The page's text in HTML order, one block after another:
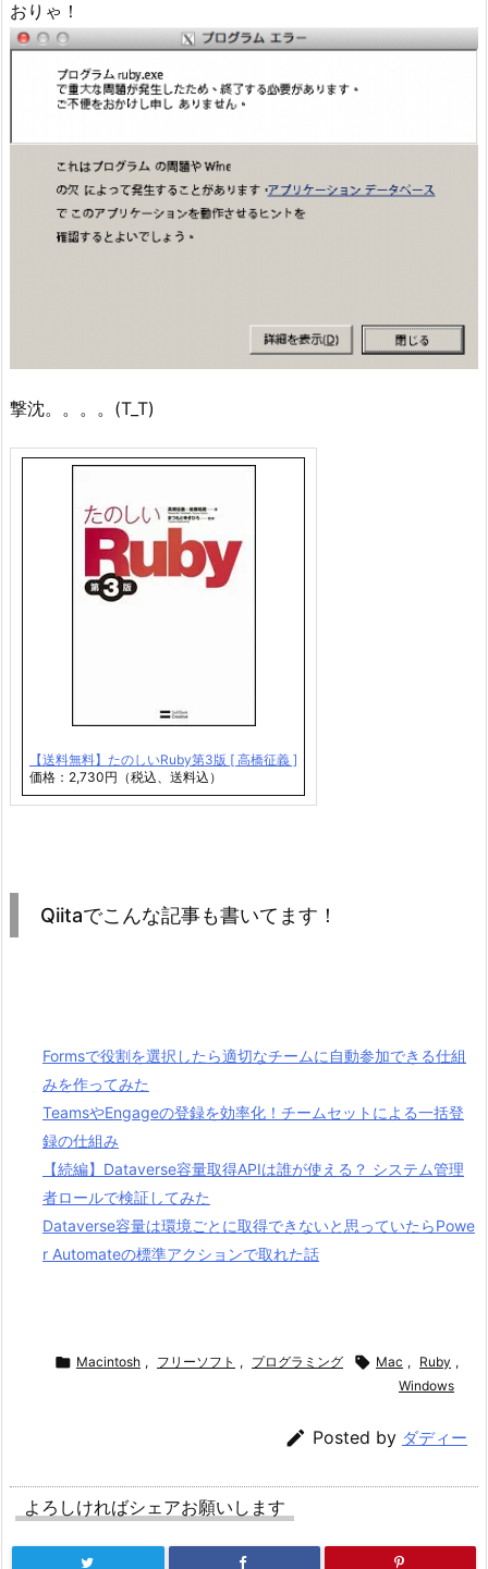
おりゃ！
撃沈。。。。(T_T)
【送料無料】たのしいRuby第3版 [ 高橋征義 ]
価格：2,730円（税込、送料込）
Qiitaでこんな記事も書いてます！
Formsで役割を選択したら適切なチームに自動参加できる仕組
みを作ってみた
TeamsやEngageの登録を効率化！チームセットによる一括登
録の仕組み
【続編】Dataverse容量取得APIは誰が使える？ システム管理
者ロールで検証してみた
Dataverse容量は環境ごとに取得できないと思っていたらPowe
r Automateの標準アクションで取れた話
 Macintosh , フリーソフト , プログラミング  Mac , Ruby ,
Windows
 Posted by ダディー
よろしければシェアお願いします